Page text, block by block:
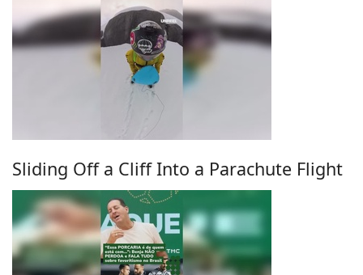
Sliding Off a Cliff Into a Parachute Flight